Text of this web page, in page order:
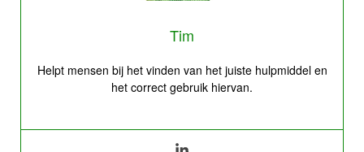
Tim
Helpt mensen bij het vinden van het juiste hulpmiddel en
het correct gebruik hiervan.